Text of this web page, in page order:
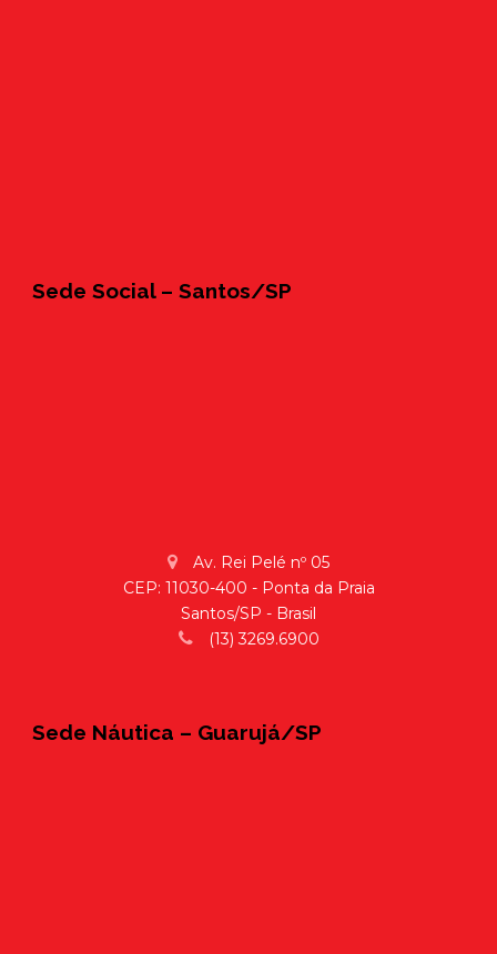
Sede Social – Santos/SP
Av. Rei Pelé nº 05
CEP: 11030-400 - Ponta da Praia
Santos/SP - Brasil
(13) 3269.6900
Sede Náutica – Guarujá/SP